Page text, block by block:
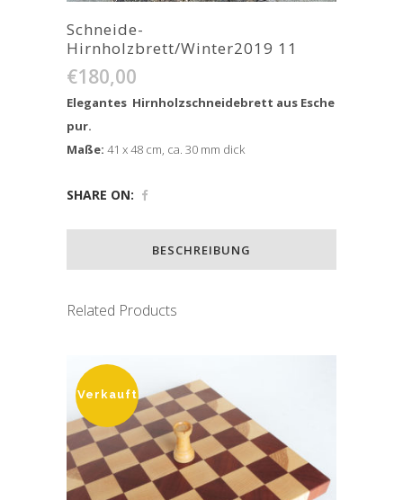
Schneide-
Hirnholzbrett/Winter2019 11
€180,00
Elegantes Hirnholzschneidebrett aus Esche
pur.
Maße: 41 x 48 cm, ca. 30 mm dick
SHARE ON:
BESCHREIBUNG
Related Products
Verkauft